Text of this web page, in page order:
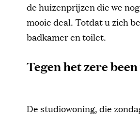
de huizenprijzen die we
mooie deal. Totdat u zich
badkamer en toilet.
Tegen het zere
De studiowoning, die